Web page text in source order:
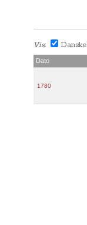
Vis:
Dato
1780